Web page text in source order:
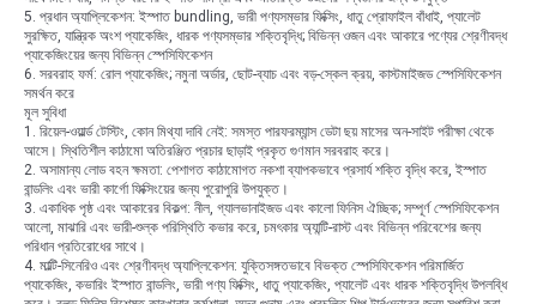
5. প্রধান অ্যাপ্লিকেশন: ইস্পাত bundling, ভারী পণ্যসম্ভার ফিক্সিং, ধাতু প্রোফাইল বাঁধাই, প্যালেট
সুরক্ষিত, যান্ত্রিক অংশ প্যাকেজিং, ধারক পণ্যসম্ভার শক্তিবৃদ্ধি; বিভিন্ন ওজন এবং আকারে পণ্যের শ্রেণীবদ্ধ
প্যাকেজিংয়ের জন্য বিভিন্ন স্পেসিফিকেশন
6. সরবরাহ ফর্ম: রোল প্যাকেজিং; নমুনা অর্ডার, ছোট-ব্যাচ এবং বড়-স্কেল ক্রয়, কাস্টমাইজড স্পেসিফিকেশন
সমর্থন করে
মূল সুবিধা
1. রিয়েল-ওয়ার্ল্ড টেস্টিং, কোন মিথ্যা দাবি নেই: সমস্ত পারফরম্যান্স ডেটা ছয় মাসের অন-সাইট পরীক্ষা থেকে
আসে। স্থিতিশীল কাঠামো অতিরঞ্জিত প্রচার ছাড়াই প্রকৃত গুণমান সরবরাহ করে।
2. অসামান্য লোড বহন ক্ষমতা: পেশাগত কাঠামোগত নকশা ব্যাপকভাবে প্রসার্য শক্তি বৃদ্ধি করে, ইস্পাত
বান্ডলিং এবং ভারী কার্গো ফিক্সিংয়ের জন্য পুরোপুরি উপযুক্ত।
3. একাধিক পৃষ্ঠ এবং আকারের বিকল্প: নীল, গ্যালভানাইজড এবং কালো ফিনিস ঐচ্ছিক; সম্পূর্ণ স্পেসিফিকেশন
আলো, মাঝারি এবং ভারী-শুল্ক পরিস্থিতি কভার করে, চমৎকার অ্যান্টি-রাস্ট এবং বিভিন্ন পরিবেশের জন্য
পরিধান প্রতিরোধের সাথে।
4. মাল্টি-সিনেরিও এবং শ্রেণীবদ্ধ অ্যাপ্লিকেশন: যুক্তিসঙ্গতভাবে বিভক্ত স্পেসিফিকেশন পরিমার্জিত
প্যাকেজিং, কভারিং ইস্পাত বান্ডলিং, ভারী পণ্য ফিক্সিং, ধাতু প্যাকেজিং, প্যালেট এবং ধারক শক্তিবৃদ্ধি উপলব্ধি